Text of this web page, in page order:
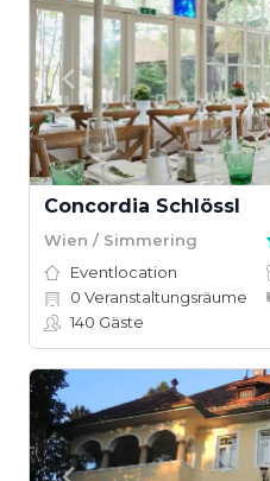
Concordia Schlössl
Wien / Simmering
Eventlocation
0 Veranstaltungsräume
140 Gäste